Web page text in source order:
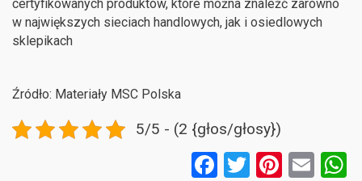
certyfikowanych produktów, które można znaleźć zarówno
w największych sieciach handlowych, jak i osiedlowych
sklepikach
Źródło: Materiały MSC Polska
5/5 - (2 {głos/głosy})
F T Pi E